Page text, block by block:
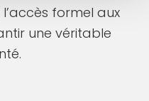
formel aux
une véritable